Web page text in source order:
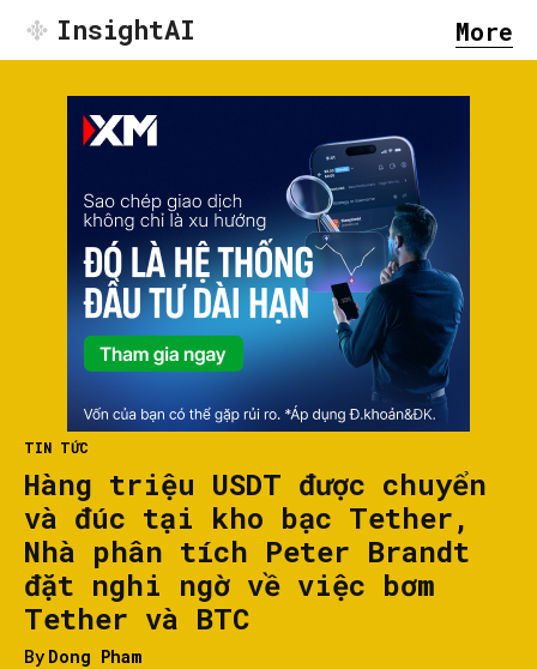
InsightAI More
TIN TỨC
Hàng triệu USDT được chuyển
và đúc tại kho bạc Tether,
Nhà phân tích Peter Brandt
đặt nghi ngờ về việc bơm
Tether và BTC
By Dong Pham